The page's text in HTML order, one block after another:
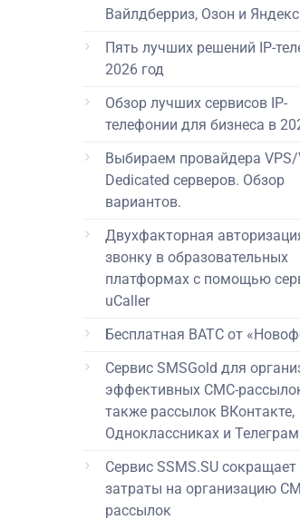
Вайлдберриз, Озон и
Пять лучших решений IP-
2026 год
Обзор лучших сервисов IP-
телефонии для бизнеса в
Выбираем провайдера VPS/
Dedicated серверов. Обзор
вариантов.
Двухфакторная
звонку в образовательных
платформах с помощью
uCaller
Бесплатная ВАТС от
Сервис SMSGold для
эффективных СМС-
также рассылок ВКонтакте,
Одноклассниках и Телеграм
Сервис SSMS.SU сокращает
затраты на организацию
рассылок